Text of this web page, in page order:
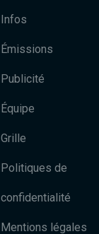
Infos
Émissions
Publicité
Équipe
Grille
Politiques de
confidentialité
Mentions légales